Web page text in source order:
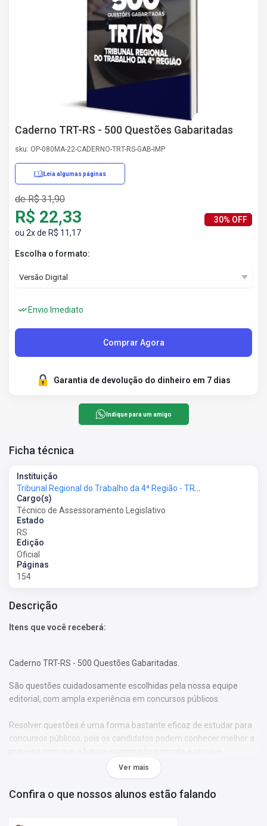
Caderno TRT-RS - 500 Questões Gabaritadas
sku: OP-080MA-22-CADERNO-TRT-RS-GAB-IMP
Leia algumas páginas
de R$ 31,90
R$ 22,33
ou 2x de R$ 11,17
30% OFF
Escolha o formato:
Envio Imediato
Comprar Agora
Garantia de devolução do dinheiro em 7 dias
Indique para um amigo
Ficha técnica
Instituição
Tribunal Regional do Trabalho da 4ª Região - TRT-RS
Cargo(s)
Técnico de Assessoramento Legislativo
Estado
RS
Edição
Oficial
Páginas
154
Descrição
Itens que você receberá:
Caderno TRT-RS - 500 Questões Gabaritadas.
São questões cuidadosamente escolhidas pela nossa equipe
editorial, com ampla experiência em concursos públicos.
Resolver questões é uma forma bastante eficaz de estudar para
concursos públicos, pois os candidatos podem conhecer melhor a
maneira com que a banca examinadora monta a prova e,
consequentemente, verificar como os temas são abordados ao
Ver mais
Confira o que nossos alunos estão falando